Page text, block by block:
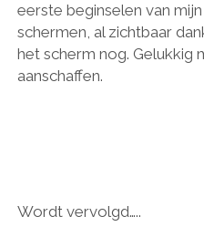
eerste beginselen van
schermen, al zichtbaar
het scherm nog. Gelukkig
aanschaffen.
Wordt vervolgd…..